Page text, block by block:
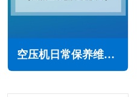
空压机日常保养维修注意事项(以确保正常运行和使用寿命)